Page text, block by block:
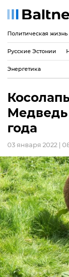
Политическая жизнь
Русские Эстонии
Энергетика
года
03 января 2022 |